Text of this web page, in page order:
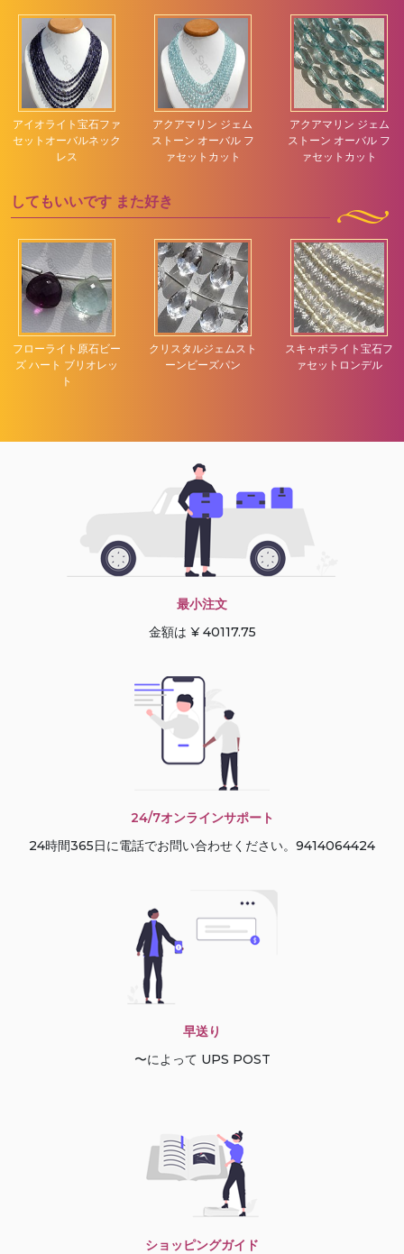
アイオライト宝石ファ
セットオーバルネック
レス
アクアマリン ジェム
ストーン オーバル フ
ァセットカット
アクアマリン ジェム
ストーン オーバル フ
ァセットカット
してもいいです また好き
フローライト原石ビー
ズ ハート ブリオレッ
ト
クリスタルジェムスト
ーンビーズパン
スキャポライト宝石フ
ァセットロンデル
最小注文
金額は ¥ 40117.75
24/7オンラインサポート
24時間365日に電話でお問い合わせください。9414064424
早送り
〜によって UPS POST
ショッピングガイド